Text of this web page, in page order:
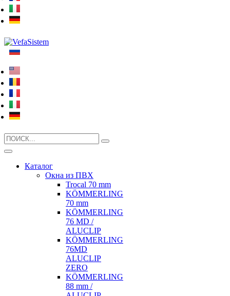
Search
for:
Каталог
Окна из ПВХ
Trocal 70 mm
KÖMMERLING
70 mm
KÖMMERLING
76 MD /
ALUCLIP
KÖMMERLING
76MD
ALUCLIP
ZERO
KÖMMERLING
88 mm /